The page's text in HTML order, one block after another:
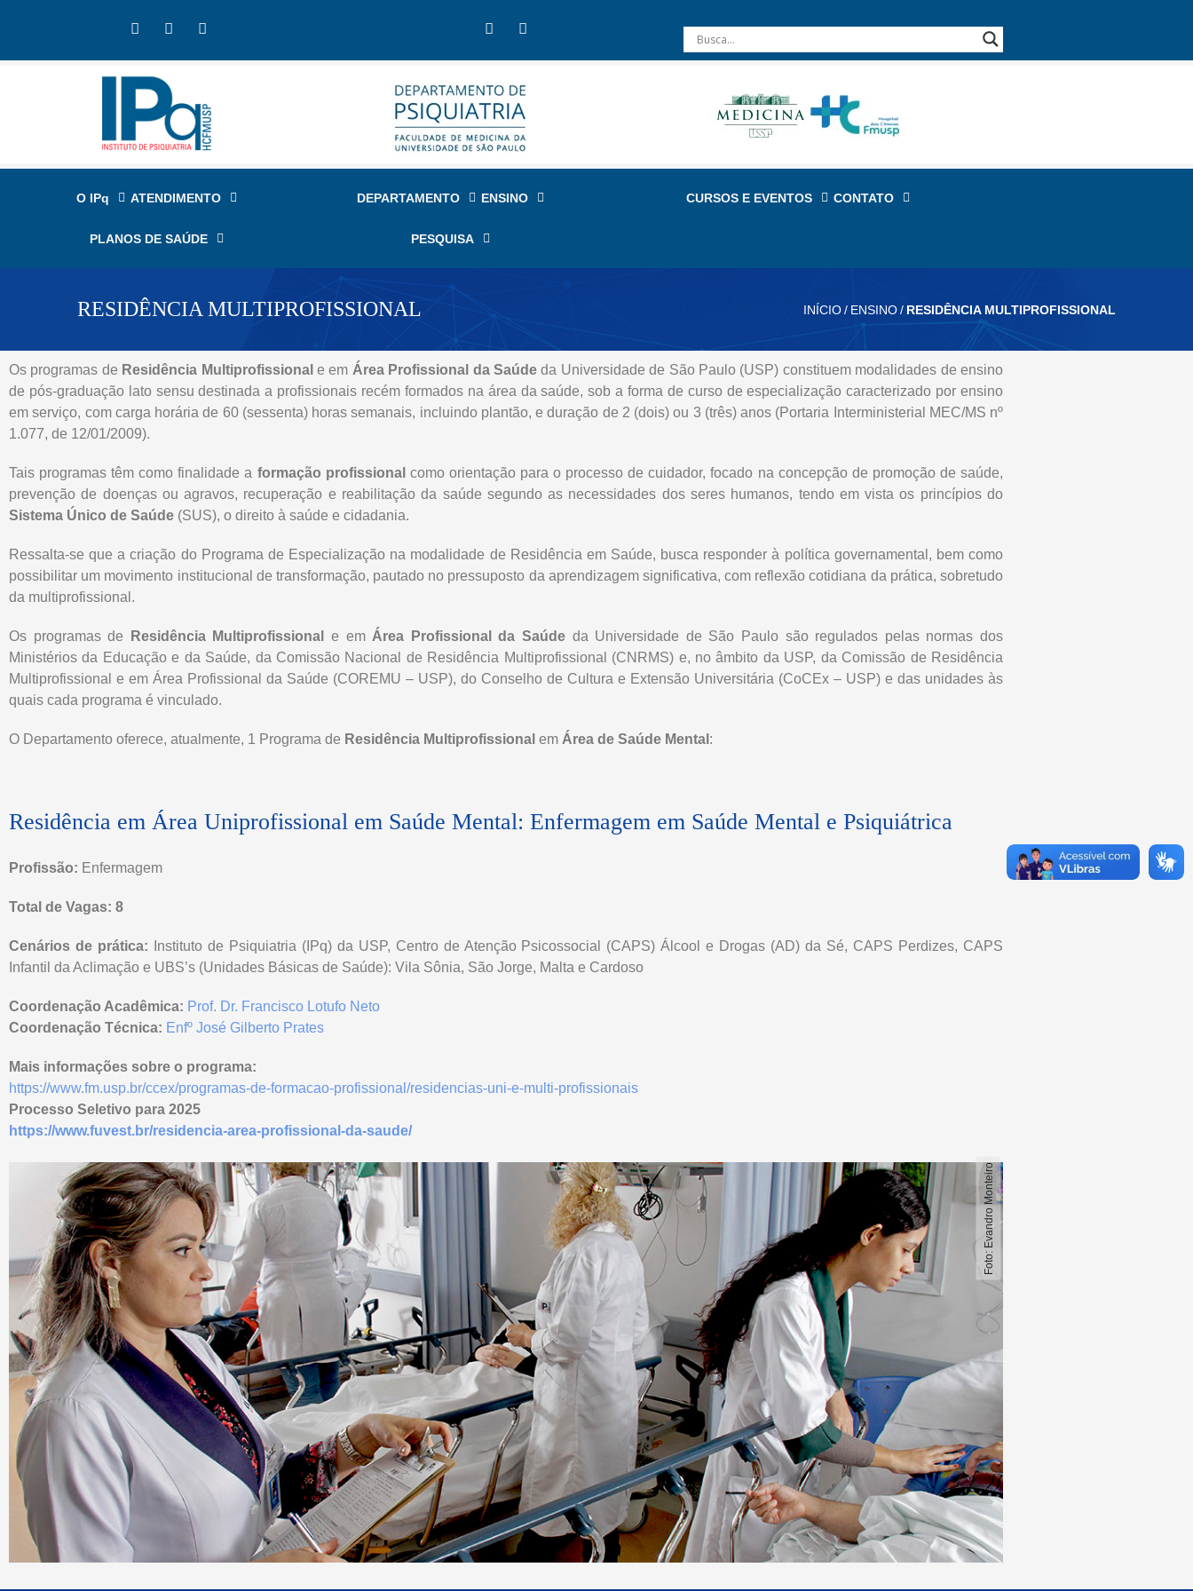
O IPq ATENDIMENTO
PLANOS DE SAÚDE
DEPARTAMENTO ENSINO
PESQUISA
CURSOS E EVENTOS CONTATO
RESIDÊNCIA MULTIPROFISSIONAL INÍCIO/ ENSINO/ RESIDÊNCIA MULTIPROFISSIONAL
Os programas de Residência Multiprofissional e em Área Profissional da Saúde da Universidade de São Paulo (USP) constituem modalidades de ensino
de pós-graduação lato sensu destinada a profissionais recém formados na área da saúde, sob a forma de curso de especialização caracterizado por ensino
em serviço, com carga horária de 60 (sessenta) horas semanais, incluindo plantão, e duração de 2 (dois) ou 3 (três) anos (Portaria Interministerial MEC/MS nº
1.077, de 12/01/2009).
Tais programas têm como finalidade a formação profissional como orientação para o processo de cuidador, focado na concepção de promoção de saúde,
prevenção de doenças ou agravos, recuperação e reabilitação da saúde segundo as necessidades dos seres humanos, tendo em vista os princípios do
Sistema Único de Saúde (SUS), o direito à saúde e cidadania.
Ressalta-se que a criação do Programa de Especialização na modalidade de Residência em Saúde, busca responder à política governamental, bem como
possibilitar um movimento institucional de transformação, pautado no pressuposto da aprendizagem significativa, com reflexão cotidiana da prática, sobretudo
da multiprofissional.
Os programas de Residência Multiprofissional e em Área Profissional da Saúde da Universidade de São Paulo são regulados pelas normas dos
Ministérios da Educação e da Saúde, da Comissão Nacional de Residência Multiprofissional (CNRMS) e, no âmbito da USP, da Comissão de Residência
Multiprofissional e em Área Profissional da Saúde (COREMU – USP), do Conselho de Cultura e Extensão Universitária (CoCEx – USP) e das unidades às
quais cada programa é vinculado.
O Departamento oferece, atualmente, 1 Programa de Residência Multiprofissional em Área de Saúde Mental :
Residência em Área Uniprofissional em Saúde Mental: Enfermagem em Saúde Mental e Psiquiátrica
Profissão: Enfermagem
Total de Vagas: 8
Cenários de prática: Instituto de Psiquiatria (IPq) da USP, Centro de Atenção Psicossocial (CAPS) Álcool e Drogas (AD) da Sé, CAPS Perdizes, CAPS
Infantil da Aclimação e UBS’s (Unidades Básicas de Saúde): Vila Sônia, São Jorge, Malta e Cardoso
Coordenação Acadêmica: Prof. Dr. Francisco Lotufo Neto
Coordenação Técnica: Enfº José Gilberto Prates
Mais informações sobre o programa:
https://www.fm.usp.br/ccex/programas-de-formacao-profissional/residencias-uni-e-multi-profissionais
Processo Seletivo para 2025
https://www.fuvest.br/residencia-area-profissional-da-saude/
Foto: Evandro Monteiro